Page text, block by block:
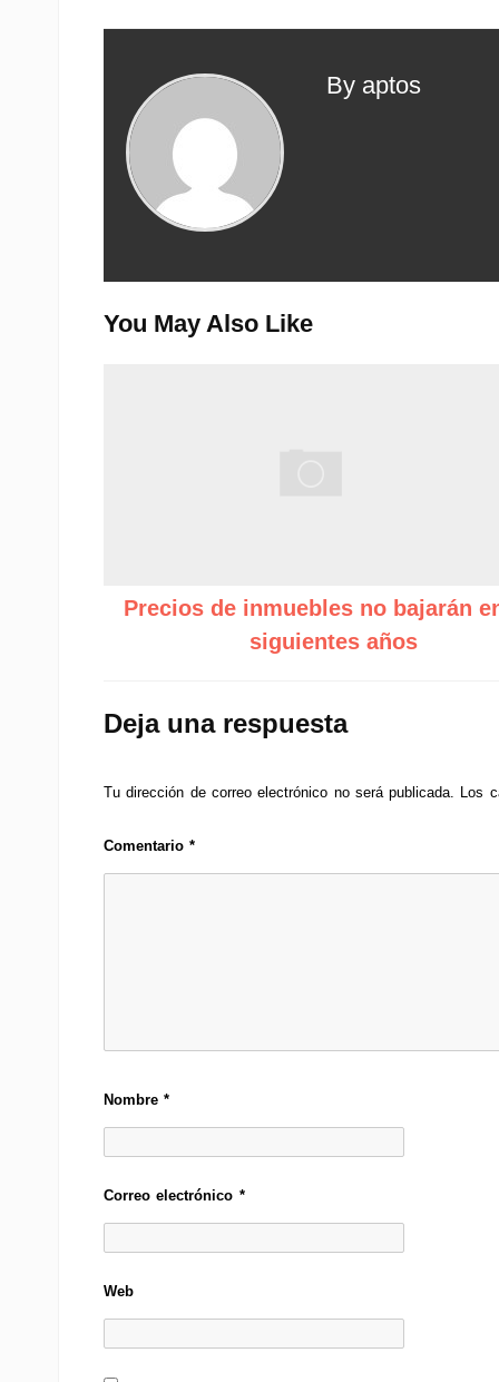
By aptos
You May Also Like
Precios de inmuebles no bajarán
siguientes años
Deja una respuesta
Tu dirección de correo electrónico no será publicada. Los
Comentario*
Nombre*
Correo electrónico *
Web